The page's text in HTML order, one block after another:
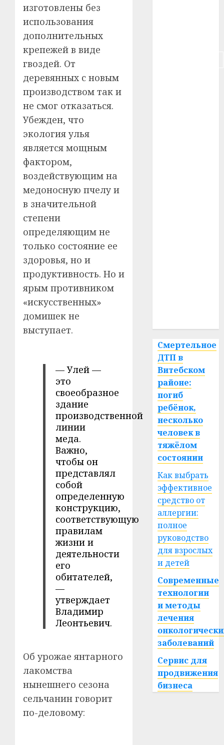
изготовлены без
использования
дополнительных
крепежей в виде
гвоздей. От
деревянных с новым
производством так и
не смог отказаться.
Убежден, что
экология улья
является мощным
фактором,
воздействующим на
медоносную пчелу и
в значительной
степени
определяющим не
только состояние ее
здоровья, но и
продуктивность. Но и
ярым противником
«искусственных»
домишек не
выступает.
— Улей —
это
своеобразное
здание
производственной
линии
меда.
Важно,
чтобы он
представлял
собой
определенную
конструкцию,
соответствующую
правилам
жизни и
деятельности
его
обитателей,
—
утверждает
Владимир
Леонтьевич.
Об урожае янтарного
лакомства
нынешнего сезона
сельчанин говорит
по-деловому:
Смертельное
ДТП в
Витебском
районе:
погиб
ребёнок,
несколько
человек в
тяжёлом
состоянии
Как выбрать
эффективное
средство от
аллергии:
полное
руководство
для взрослых
и детей
Современные
технологии
и методы
лечения
заболеваний
Сервис для
продвижения
бизнеса